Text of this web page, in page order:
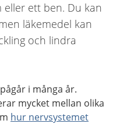
ett ben. Du kan
läkemedel kan
och lindra
i många år.
mycket mellan olika
hur nervsystemet